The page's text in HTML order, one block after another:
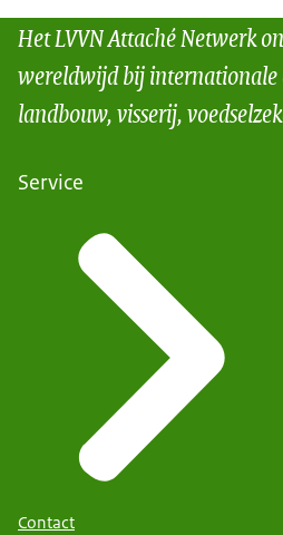
Het LVVN Attaché Netwerk
wereldwijd bij internationale
landbouw, visserij,
Service
Contact